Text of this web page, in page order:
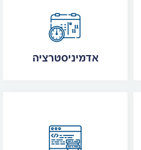
אדמיניסטרציה